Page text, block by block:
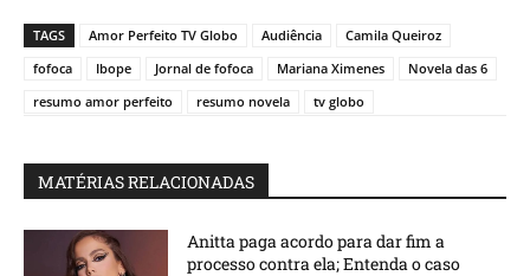
TAGS Amor Perfeito TV Globo Audiência
Camila Queiroz
fofoca
Ibope Jornal de fofoca Mariana Ximenes
Novela das 6
resumo amor perfeito
resumo novela tv globo
MATÉRIAS RELACIONADAS
Anitta paga acordo para dar fim a
processo contra ela; Entenda o caso